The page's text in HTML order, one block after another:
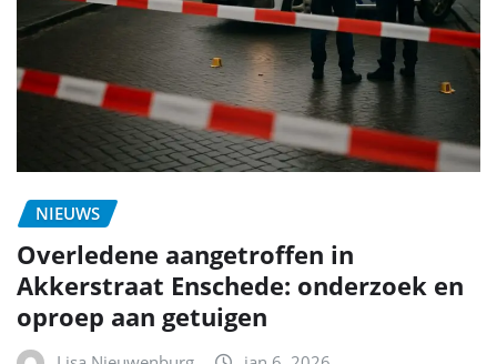
NIEUWS
Overledene aangetroffen in
Akkerstraat Enschede: onderzoek en
oproep aan getuigen